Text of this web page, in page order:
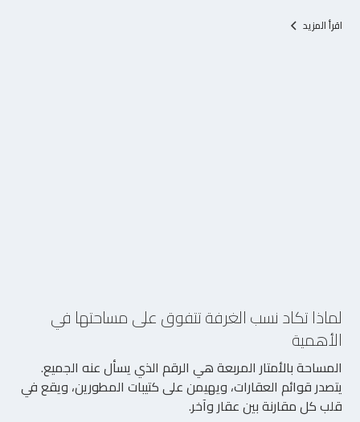
اقرأ المزيد
لماذا تكاد نسب الغرفة تتفوق على مساحتها في
الأهمية
المساحة بالأمتار المربعة هي الرقم الذي يسأل عنه الجميع.
يتصدر قوائم العقارات، ويهيمن على كتيبات المطورين، ويقع في
قلب كل مقارنة بين عقار وآخر.